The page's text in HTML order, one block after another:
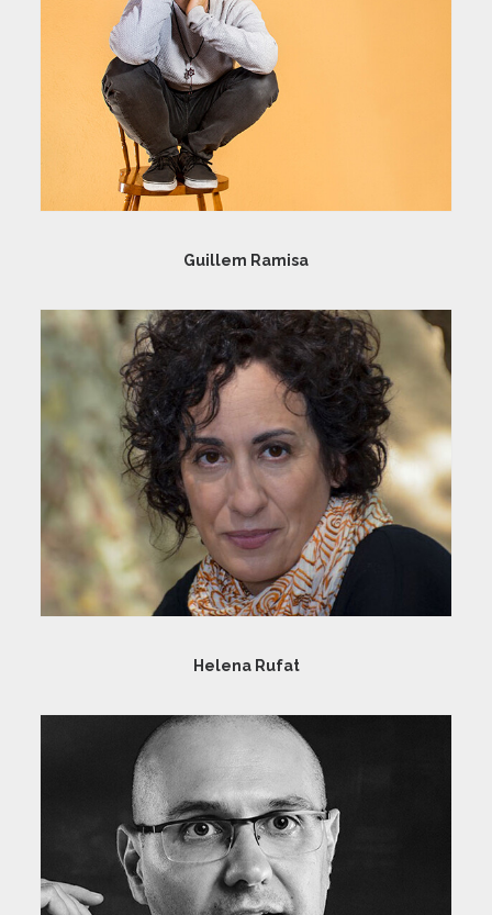
Guillem Ramisa
Helena Rufat